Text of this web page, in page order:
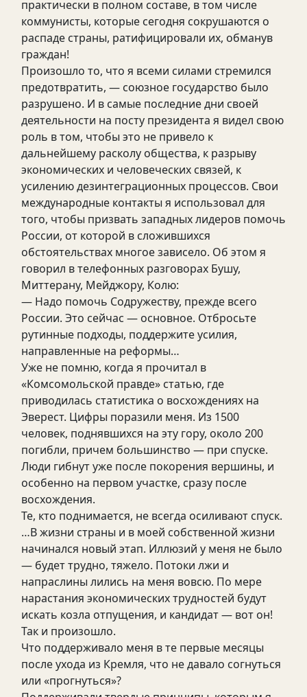
практически в полном составе, в том числе
коммунисты, которые сегодня сокрушаются о
распаде страны, ратифицировали их, обманув
граждан!
Произошло то, что я всеми силами стремился
предотвратить, — союзное государство было
разрушено. И в самые последние дни своей
деятельности на посту президента я видел свою
роль в том, чтобы это не привело к
дальнейшему расколу общества, к разрыву
экономических и человеческих связей, к
усилению дезинтеграционных процессов. Свои
международные контакты я использовал для
того, чтобы призвать западных лидеров помочь
России, от которой в сложившихся
обстоятельствах многое зависело. Об этом я
говорил в телефонных разговорах Бушу,
Миттерану, Мейджору, Колю:
— Надо помочь Содружеству, прежде всего
России. Это сейчас — основное. Отбросьте
рутинные подходы, поддержите усилия,
направленные на реформы…
Уже не помню, когда я прочитал в
«Комсомольской правде» статью, где
приводилась статистика о восхождениях на
Эверест. Цифры поразили меня. Из 1500
человек, поднявшихся на эту гору, около 200
погибли, причем большинство — при спуске.
Люди гибнут уже после покорения вершины, и
особенно на первом участке, сразу после
восхождения.
Те, кто поднимается, не всегда осиливают спуск.
…В жизни страны и в моей собственной жизни
начинался новый этап. Иллюзий у меня не было
— будет трудно, тяжело. Потоки лжи и
напраслины лились на меня вовсю. По мере
нарастания экономических трудностей будут
искать козла отпущения, и кандидат — вот он!
Так и произошло.
Что поддерживало меня в те первые месяцы
после ухода из Кремля, что не давало согнуться
или «прогнуться»?